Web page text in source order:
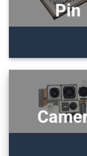
Pin